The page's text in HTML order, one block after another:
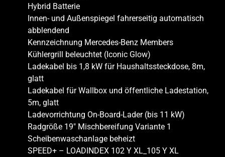
Hybrid Batterie
Innen- und Außenspiegel fahrerseitig automatisch
abblendend
Kennzeichnung Mercedes-Benz Members
Kühlergrill beleuchtet (Iconic Glow)
Ladekabel bis 1,8 kW für Haushaltssteckdose, 8m,
glatt
Ladekabel für Wallbox und öffentliche Ladestation,
5m, glatt
Ladevorrichtung On-Board-Lader (bis 11 kW)
Radgröße 19″ Mischbereifung Variante 1
Scheibenwaschanlage beheizt
SPEED+ – LOADINDEX 102 Y XL_105 Y XL